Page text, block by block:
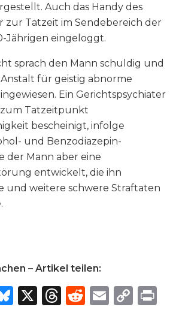
Auch das Handy des
zur Tatzeit im Sendebereich der
Jährigen eingeloggt.
sprach den Mann schuldig und
für geistig abnorme
Ein Gerichtspsychiater
Tatzeitpunkt
bescheinigt, infolge
und Benzodiazepin-
der Mann aber eine
entwickelt, die ihn
und weitere schwere Straftaten
– Artikel teilen:
B X
T
R
E
C